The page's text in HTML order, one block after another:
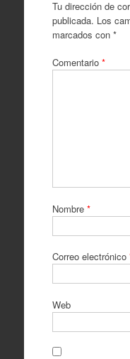
Tu dirección de
publicada. Los
marcados con *
Comentario *
Nombre *
Correo electrónico
Web